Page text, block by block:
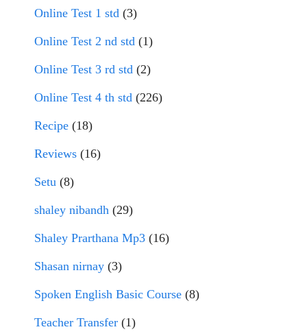
Online Test 1 std (3)
Online Test 2 nd std (1)
Online Test 3 rd std (2)
Online Test 4 th std (226)
Recipe (18)
Reviews (16)
Setu (8)
shaley nibandh (29)
Shaley Prarthana Mp3 (16)
Shasan nirnay (3)
Spoken English Basic Course (8)
Teacher Transfer (1)